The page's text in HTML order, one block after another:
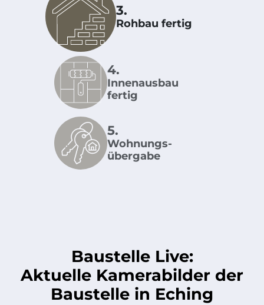
3.
Rohbau fertig
4.
Innenausbau
fertig
5.
Wohnungs­
übergabe
Baustelle Live:
Aktuelle Kamerabilder der
Baustelle in Eching